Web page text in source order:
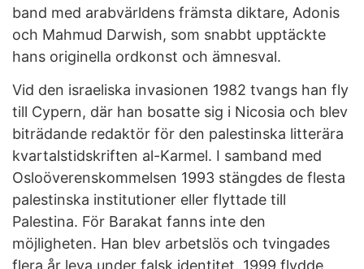
band med arabvärldens främsta diktare, Adonis
och Mahmud Darwish, som snabbt upptäckte
hans originella ordkonst och ämnesval.
Vid den israeliska invasionen 1982 tvangs han fly
till Cypern, där han bosatte sig i Nicosia och blev
biträdande redaktör för den palestinska litterära
kvartalstidskriften al-Karmel. I samband med
Osloöverenskommelsen 1993 stängdes de flesta
palestinska institutioner eller flyttade till
Palestina. För Barakat fanns inte den
möjligheten. Han blev arbetslös och tvingades
flera år leva under falsk identitet. 1999 flydde